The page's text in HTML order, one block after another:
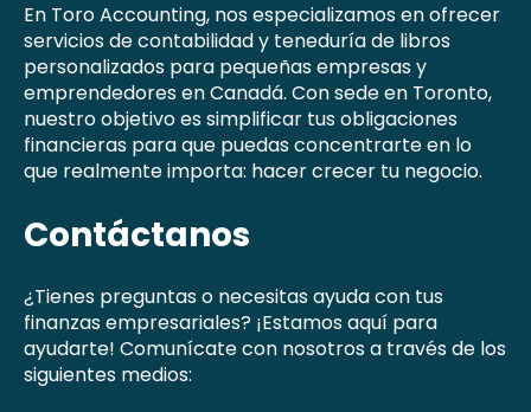
En Toro Accounting, nos especializamos en ofrecer
servicios de contabilidad y teneduría de libros
personalizados para pequeñas empresas y
emprendedores en Canadá. Con sede en Toronto,
nuestro objetivo es simplificar tus obligaciones
financieras para que puedas concentrarte en lo
que realmente importa: hacer crecer tu negocio.
Contáctanos
¿Tienes preguntas o necesitas ayuda con tus
finanzas empresariales? ¡Estamos aquí para
ayudarte! Comunícate con nosotros a través de los
siguientes medios: